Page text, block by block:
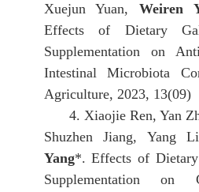
Xuejun Yuan,Weiren
Effects of Dietary
Supplementation on
Intestinal Microbiota
Agriculture, 2023, 13(09)
4. Xiaojie Ren, Yan
Shuzhen Jiang,
Yang*.Effects of
Supplementation on